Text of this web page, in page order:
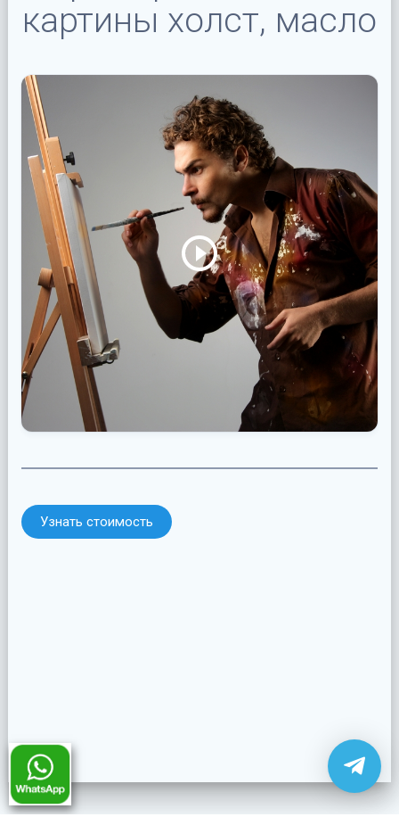
картины холст, масло
Узнать стоимость